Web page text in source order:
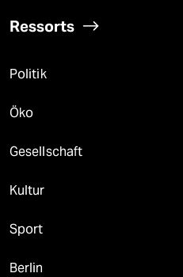
Ressorts
Politik
Öko
Gesellschaft
Kultur
Sport
Berlin